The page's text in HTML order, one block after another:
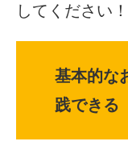
してください！
基本的な
践できる